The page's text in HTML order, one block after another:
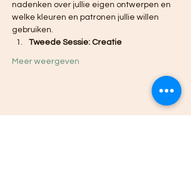
nadenken over jullie eigen ontwerpen en
welke kleuren en patronen jullie willen
gebruiken.
Tweede Sessie: Creatie
Meer weergeven